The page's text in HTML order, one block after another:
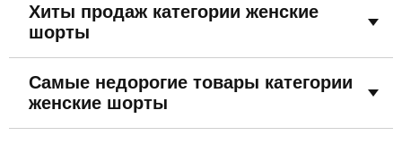
Классические
Турция
Хиты продаж категории женские
шорты
Самые недорогие товары категории
женские шорты